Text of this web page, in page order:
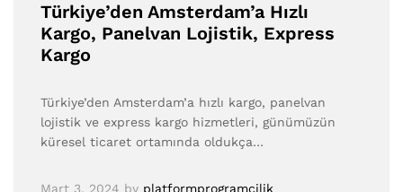
Türkiye’den Amsterdam’a Hızlı
Kargo, Panelvan Lojistik, Express
Kargo
Türkiye’den Amsterdam’a hızlı kargo, panelvan
lojistik ve express kargo hizmetleri, günümüzün
küresel ticaret ortamında oldukça…
Mart 3, 2024 by platformprogramcilik